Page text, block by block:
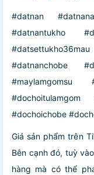
#datnan
#datnantukho
#datnanchobe
#maylamgomsu
#dochoichobe
Giá sản phẩm trên
Bên cạnh đó, tuỳ
hàng mà có thể